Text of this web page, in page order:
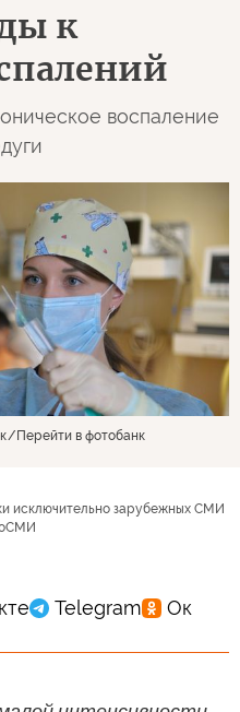
к
воспаление
Перейти в фотобанк
исключительно зарубежных СМИ